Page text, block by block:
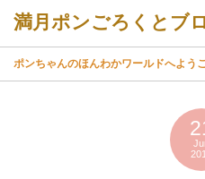
ポンちゃんのほんわかワールドへよう